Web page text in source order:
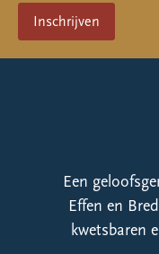
Een
Effen en
kwetsbaren